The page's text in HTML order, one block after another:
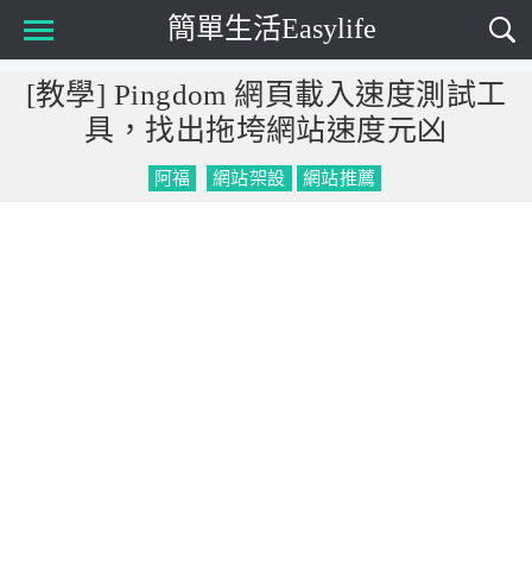
簡單生活Easylife
Main Menu
[教學] Pingdom 網頁載入速度測試工
具，找出拖垮網站速度元凶
阿福 網站架設 網站推薦